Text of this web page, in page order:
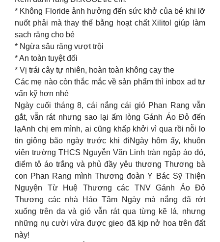
* Không Floride ảnh hưởng đến sức khở của bé khi lỡ
nuốt phải mà thay thế bằng hoạt chất Xilitol giúp làm
sạch răng cho bé
* Ngừa sâu răng vượt trội
* An toàn tuyệt đối
* Vị trái cây tự nhiên, hoàn toàn không cay the
Các mẹ nào còn thắc mắc về sản phẩm thì inbox ad tư
vấn kỹ hơn nhé
Ngày cuối tháng 8, cái nắng cái gió Phan Rang vẫn
gắt, vẫn rát nhưng sao lại ấm lòng Gánh Áo Đỏ đến
lạAnh chị em mình, ai cũng khấp khởi vì qua rồi nỗi lo
tin giông bão ngày trước khi điNgày hôm ấy, khuôn
viên trường THCS Nguyễn Văn Linh tràn ngập áo đỏ,
điểm tô áo trắng và phủ đầy yêu thương Thương bà
con Phan Rang mình Thương đoàn Y Bác Sỹ Thiện
Nguyện Từ Huệ Thương các TNV Gánh Áo Đỏ
Thương các nhà Hảo Tâm Ngày mà nắng đã rớt
xuống trên da và gió vẫn rát qua từng kẽ lá, nhưng
những nụ cười vừa được gieo đã kịp nở hoa trên đất
này!